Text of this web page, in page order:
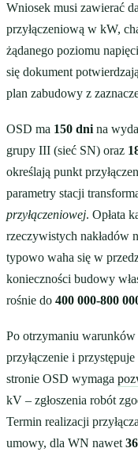
Wniosek musi zawierać
przyłączeniową w kW,
żądanego poziomu
się dokument
plan zabudowy z
OSD ma 150 dni na
grupy III (sieć SN) oraz
określają punkt
parametry stacji
przyłączeniowej. Opłata
rzeczywistych nakładów
typowo waha się w
konieczności budowy
rośnie do 400 000-800
Po otrzymaniu
przyłączenie i
stronie OSD wymaga
kV – zgłoszenia robót
Termin realizacji
umowy, dla WN nawet